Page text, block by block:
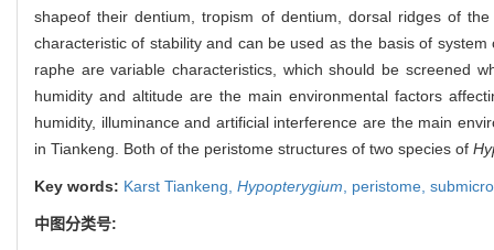
shapeof their dentium, tropism of dentium, dorsal ridges of
characteristic of stability and can be used as the basis of
raphe are variable characteristics, which should be screened
humidity and altitude are the main environmental factors
humidity, illuminance and artificial interference are the main
in Tiankeng. Both of the peristome structures of two species of
Key words: Karst Tiankeng, Hypopterygium peristome,
中图分类号: